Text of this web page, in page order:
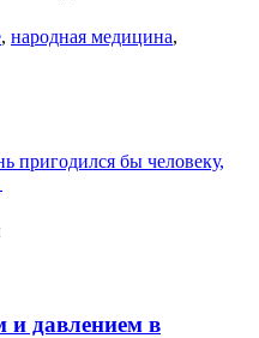
, народная медицина,
пригодился бы человеку,
и давлением в